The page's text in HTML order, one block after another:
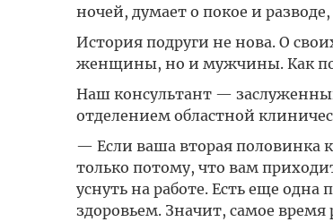
ночей, думает о покое и
История подруги не нова. О
женщины, но и мужчины. Как
Наш консультант —
отделением областной
— Если ваша вторая половинка
только потому, что вам
уснуть на работе. Есть еще одна
здоровьем. Значит, самое